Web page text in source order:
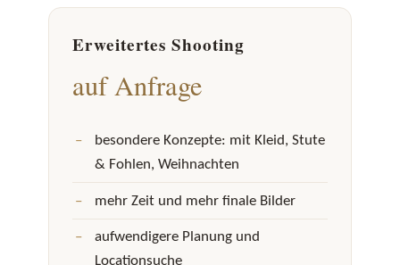
Erweitertes Shooting
auf Anfrage
besondere Konzepte: mit Kleid, Stute
& Fohlen, Weihnachten
mehr Zeit und mehr finale Bilder
aufwendigere Planung und
Locationsuche